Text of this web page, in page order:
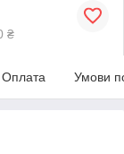
₴
Оплата Умови